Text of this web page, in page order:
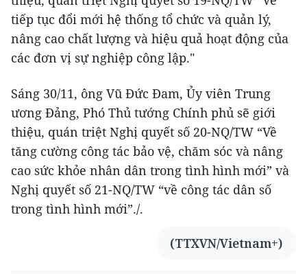
tiếp tục đổi mới hệ thống tổ chức và quản lý,
nâng cao chất lượng và hiệu quả hoạt động của
các đơn vị sự nghiệp công lập."
Sáng 30/11, ông Vũ Đức Đam, Ủy viên Trung
ương Đảng, Phó Thủ tướng Chính phủ sẽ giới
thiệu, quán triệt Nghị quyết số 20-NQ/TW “Về
tăng cường công tác bảo vệ, chăm sóc và nâng
cao sức khỏe nhân dân trong tình hình mới” và
Nghị quyết số 21-NQ/TW “về công tác dân số
trong tình hình mới”./.
(TTXVN/Vietnam+)